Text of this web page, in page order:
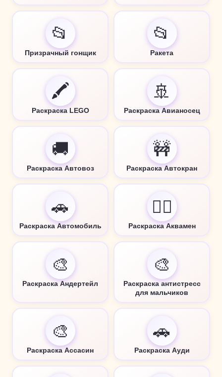
📂
Призрачный гонщик
📂
Ракета
🖍️
Раскраска LEGO
🚢
Раскраска Авианосец
🚚
Раскраска Автовоз
🚧
Раскраска Автокран
🚗
Раскраска Автомобиль
🦸‍♂️
Раскраска Аквамен
🎨
Раскраска Андертейл
🎨
Раскраска антистресс
для мальчиков
🎨
Раскраска Ассасин
🚗
Раскраска Ауди